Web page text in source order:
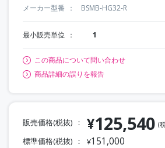
メーカー型番
BSMB-HG32-R
最小販売単位 1
この商品について問い合わせ
商品詳細の誤りを報告
販売価格(税抜) ¥125,540 (
標準価格(税抜) ¥151,000